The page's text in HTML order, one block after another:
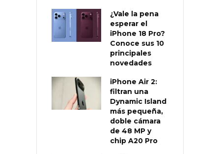
¿Vale la pena
esperar el
iPhone 18 Pro?
Conoce sus 10
principales
novedades
iPhone Air 2:
filtran una
Dynamic Island
más pequeña,
doble cámara
de 48 MP y
chip A20 Pro